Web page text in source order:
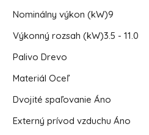
Nominálny výkon (kW)9
Výkonný rozsah (kW)3.5 - 11.0
Palivo Drevo
Materiál Oceľ
Dvojité spaľovanie Áno
Externý prívod vzduchu Áno